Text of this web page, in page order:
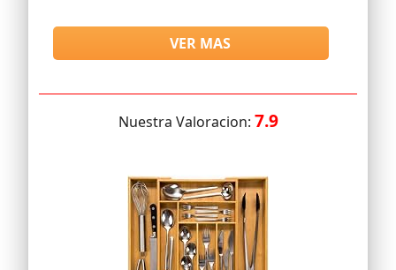
VER MAS
Nuestra Valoracion: 7.9